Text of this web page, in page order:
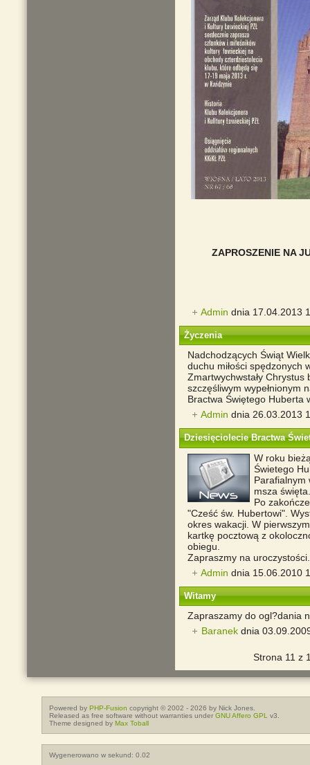
ZAPROSZENIE NA
Admin dnia 17.04.2013
Życzenia
Nadchodzących Świąt
duchu miłości spędzonych
Zmartwychwstały Chrystus
szczęśliwym wypełnionym
Bractwa Świętego Huberta
Admin dnia 26.03.2013
Dziesięciolecie Bractwa
W roku
Świetego
Parafialnym
msza święta.
Po
"Cześć św. Hubertowi".
okres wakacji. W
kartkę pocztową z
obiegu.
Zapraszmy na uroczystości.
Admin dnia 15.06.2010
Witamy
Zapraszamy do ogl?dania
Baranekdnia
Strona 11 z
Powered byPHP-Fusion copyright © 2002 - 2026 by Nick Jones.
Released as free software without warranties underGNU Affero GPL
v3.
Theme designed byMax Toball
Wygenerowano w sekund: 0.02